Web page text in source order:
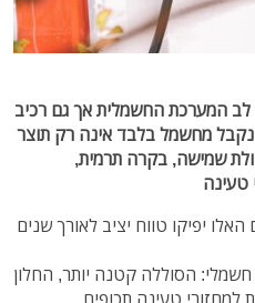
לב המערכת החשמלית אך גם רכיב
מחשמל בלבד אינה רק תוצר
שמישה, בקרה תרמית,
טעינה
יפיקו טווח יציב לאורך שנים
הסוללה קטנה יותר, החלון